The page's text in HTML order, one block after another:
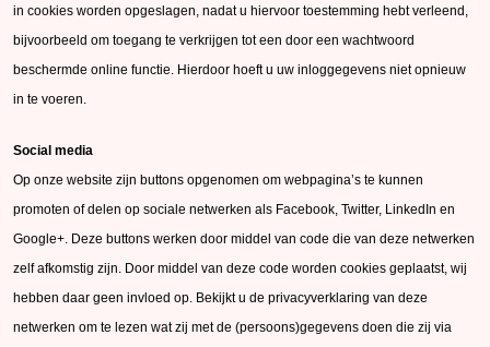
in cookies worden opgeslagen, nadat u hiervoor toestemming hebt verleend,
bijvoorbeeld om toegang te verkrijgen tot een door een wachtwoord
beschermde online functie. Hierdoor hoeft u uw inloggegevens niet opnieuw
in te voeren.
Social media
Op onze website zijn buttons opgenomen om webpagina’s te kunnen
promoten of delen op sociale netwerken als Facebook, Twitter, LinkedIn en
Google+. Deze buttons werken door middel van code die van deze netwerken
zelf afkomstig zijn. Door middel van deze code worden cookies geplaatst, wij
hebben daar geen invloed op. Bekijkt u de privacyverklaring van deze
netwerken om te lezen wat zij met de (persoons)gegevens doen die zij via